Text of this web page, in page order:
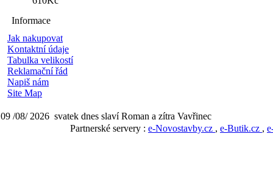
Informace
Jak nakupovat
Kontaktní údaje
Tabulka velikostí
Reklamační řád
Napiš nám
Site Map
09 /08/ 2026 svatek dnes slaví Roman a zítra Vavřinec
Partnerské servery : e-Novostavby.cz , e-Butik.cz ,